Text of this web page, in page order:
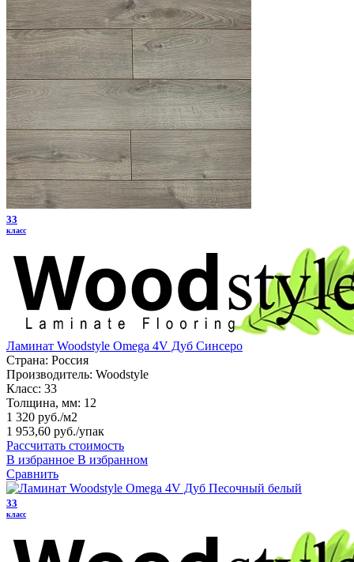
33
класс
Ламинат Woodstyle Omega 4V Дуб Синсеро
Страна: Россия
Производитель: Woodstyle
Класс: 33
Толщина, мм: 12
1 320 руб./м2
1 953,60 руб./упак
Рассчитать стоимость
В избранное В избранном
Сравнить
33
класс